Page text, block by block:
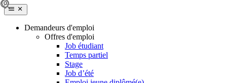
Demandeurs d'emploi
Offres d'emploi
Job étudiant
Temps partiel
Stage
Job d’été